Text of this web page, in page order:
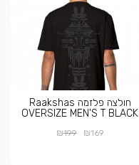
חולצה פלזמה Raakshas
OVERSIZE MEN'S T BLACK
₪169
₪199